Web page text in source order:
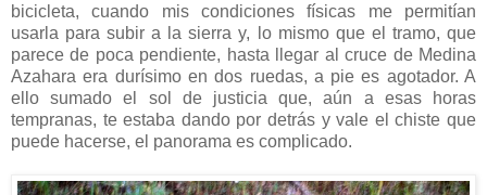
bicicleta, cuando mis condiciones físicas me permitían
usarla para subir a la sierra y, lo mismo que el tramo, que
parece de poca pendiente, hasta llegar al cruce de Medina
Azahara era durísimo en dos ruedas, a pie es agotador. A
ello sumado el sol de justicia que, aún a esas horas
tempranas, te estaba dando por detrás y vale el chiste que
puede hacerse, el panorama es complicado.